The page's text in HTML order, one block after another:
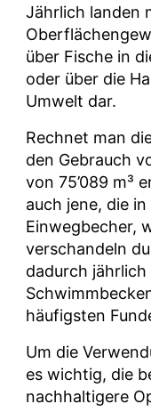
Jährlich landen
über Fische in
oder über die
Umwelt dar.
Rechnet man
den Gebrauch
von 75’089 m³
auch jene, die
Einwegbecher,
verschandeln
dadurch jährlich
häufigsten
Um die
es wichtig, die
nachhaltigere